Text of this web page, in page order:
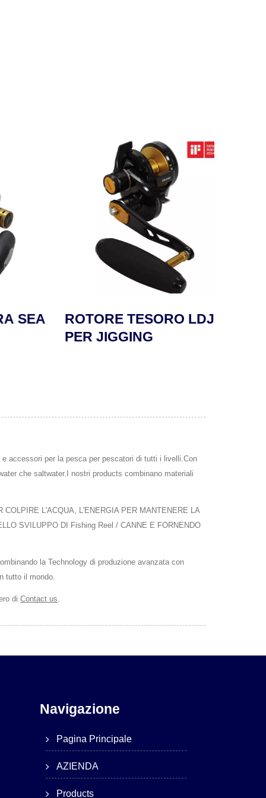
SEA
ROTORE TESORO LDJ
PER JIGGING
accessori per la pesca per pescatori di tutti i livelli.Con
che saltwater.I nostri products combinano materiali
L'ACQUA, L'ENERGIA PER MANTENERE LA
SVILUPPO DI Fishing Reel / CANNE E FORNENDO
la Technology di produzione avanzata con
tutto il mondo.
di Contact us
Navigazione
Pagina Principale
AZIENDA
Products